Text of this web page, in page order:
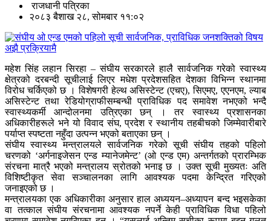
राजधानी पत्रिका
२०८३ बैशाख २८, सोमबार ११:०२
महेश सिंह लहान सिरहा – संघीय सरकारले हालै सार्वजनिक गरेको स्वास्थ्य
क्षेत्रको दरबन्दी सूचीलाई लिएर मधेश प्रदेशसहित देशका विभिन्न स्थानमा
विरोध चर्किएको छ । विशेषगरी हेल्थ असिस्टेन्ट (एचए), सिएमए, एएनएम, ल्याब
असिस्टेन्ट तथा रेडियोग्राफीसम्बन्धी प्राविधिक पद समावेश नभएको भन्दै
स्वास्थ्यकर्मी आन्दोलनमा उत्रिएका छन् । तर स्वास्थ्य प्रशासनका
अधिकारीहरूले भने यो विवाद संघ, प्रदेश र स्थानीय तहबीचको जिम्मेवारीबारे
पर्याप्त स्पष्टता नहुँदा उत्पन्न भएको बताएका छन् ।
संघीय स्वास्थ्य मन्त्रालयले सार्वजनिक गरेको सूची संघीय तहको पहिलो
चरणको ‘अर्गनाइजेसन एन्ड म्यानेजमेन्ट’ (ओ एन्ड एम) अन्तर्गतको प्रारम्भिक
संरचना मात्रै भएको मन्त्रालय स्रोतको भनाइ छ । उक्त सूची मुख्यतः अति
विशिष्टीकृत सेवा सञ्चालनका लागि आवश्यक पदमा केन्द्रित गरिएको
जनाइएको छ ।
मन्त्रालयका एक अधिकारीका अनुसार हाल अध्ययन–अध्यापन बन्द भइसकेका
वा तत्काल संघीय संरचनामा आवश्यक नपर्ने केही प्राविधिक विधा पहिलो